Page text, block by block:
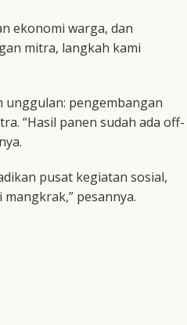
ekonomi warga, dan
mitra, langkah kami
pengembangan
“Hasil panen sudah ada off-
pusat kegiatan sosial,
pesannya.